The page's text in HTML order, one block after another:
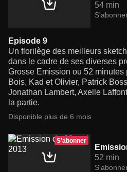
54 min
Episode 9
Un florilège des meilleurs
dans le cadre de ses diverses
Grosse Emission ou 52
Bois, Kad et Olivier, Patrick
Jonathan Lambert, Axelle
la partie.
Disponible plus de 6 mois
S'abonner
52 min